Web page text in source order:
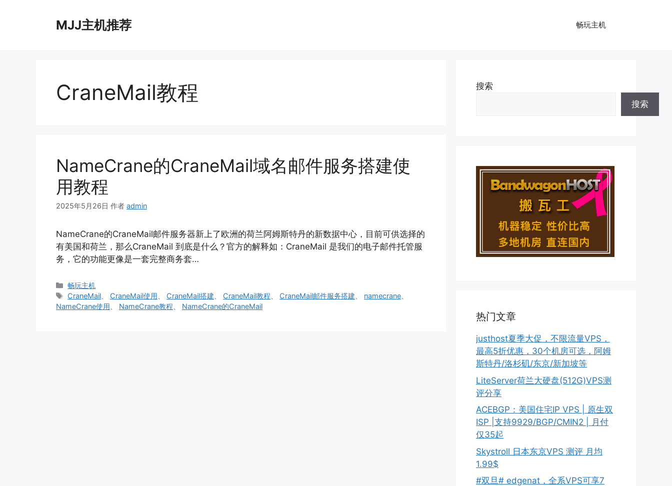
MJJ主机推荐 畅玩主机
CraneMail教程
NameCrane的CraneMail域名邮件服务搭建使
用教程
2025年5月26日 作者 admin
NameCrane的CraneMail邮件服务器新上了欧洲的荷兰阿姆斯特丹的新数据中心，目前可供选择的
有美国和荷兰，那么CraneMail 到底是什么？官方的解释如：CraneMail 是我们的电子邮件托管服
务，它的功能更像是一套完整商务套…
分
类
畅玩主机
标
签
CraneMail CraneMail使用 CraneMail搭建 CraneMail教程 CraneMail邮件服务搭建 namecrane
NameCrane使用
NameCrane教程 NameCrane的CraneMail
搜索
搜索
热门文章
justhost夏季大促，不限流量VPS，
最高5折优惠，30个机房可选，阿姆
斯特丹/洛杉矶/东京/新加坡等
LiteServer荷兰大硬盘(512G)VPS测
评分享
ACEBGP：美国住宅IP VPS | 原生双
ISP |支持9929/BGP/CMIN2 | 月付
仅35起
Skystroll 日本东京VPS 测评 月均
1.99$
#双旦# edgenat，全系VPS可享7